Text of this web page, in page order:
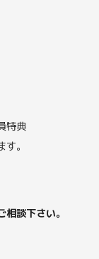
特典
。
談下さい。